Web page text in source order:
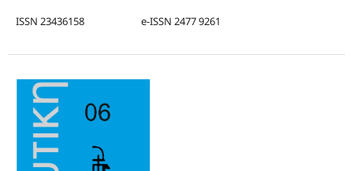
ISSN 23436158 e-ISSN 2477 9261